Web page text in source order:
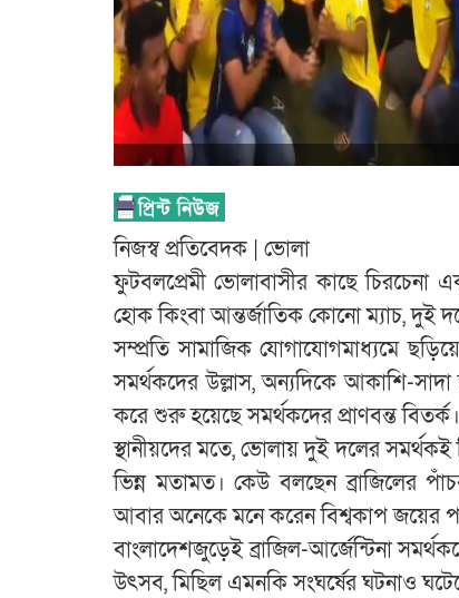
নিজস্ব প্রতিবেদক | ভোলা
ফুটবলপ্রেমী ভোলাবাসীর কাছে চিরচেনা
হোক কিংবা আন্তর্জাতিক কোনো ম্যাচ, দুই
সম্প্রতি সামাজিক যোগাযোগমাধ্যমে
সমর্থকদের উল্লাস, অন্যদিকে আকাশি-সাদা
করে শুরু হয়েছে সমর্থকদের প্রাণবন্ত বিতর্ক।
স্থানীয়দের মতে, ভোলায় দুই দলের সমর্থকই
ভিন্ন মতামত। কেউ বলছেন ব্রাজিলের
আবার অনেকে মনে করেন বিশ্বকাপ জয়ের
বাংলাদেশজুড়েই ব্রাজিল-আর্জেন্টিনা
উৎসব, মিছিল এমনকি সংঘর্ষের ঘটনাও